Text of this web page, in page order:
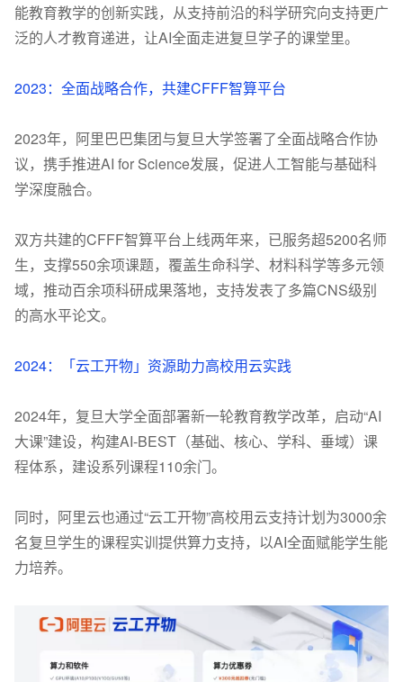
能教育教学的创新实践，从支持前沿的科学研究向支持更广
泛的人才教育递进，让AI全面走进复旦学子的课堂里。
2023：全面战略合作，共建CFFF智算平台
2023年，阿里巴巴集团与复旦大学签署了全面战略合作协
议，携手推进AI for Science发展，促进人工智能与基础科
学深度融合。
双方共建的CFFF智算平台上线两年来，已服务超5200名师
生，支撑550余项课题，覆盖生命科学、材料科学等多元领
域，推动百余项科研成果落地，支持发表了多篇CNS级别
的高水平论文。
2024：「云工开物」资源助力高校用云实践
2024年，复旦大学全面部署新一轮教育教学改革，启动“AI
大课”建设，构建AI-BEST （基础、核心、学科、垂域）课
程体系，建设系列课程110余门。
同时，阿里云也通过“云工开物”高校用云支持计划为3000余
名复旦学生的课程实训提供算力支持，以AI全面赋能学生能
力培养。